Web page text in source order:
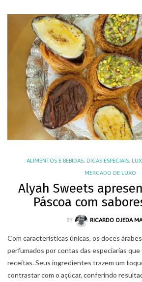
ALIMENTOS E BEBIDAS, DICAS ESPECIAIS,
MERCADO DE LUXO
Alyah Sweets
Páscoa com
BY RICARDO OJEDA
Com características únicas, os doces
perfumados por contas das especiarias que
receitas. Seus ingredientes trazem um
contrastar com o açúcar, conferindo